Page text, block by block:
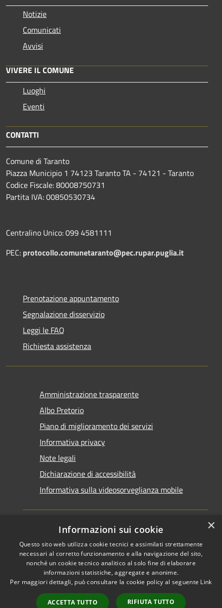
Notizie
Comunicati
Avvisi
VIVERE IL COMUNE
Luoghi
Eventi
CONTATTI
Comune di Taranto
Piazza Municipio 1 74123 Taranto TA - 74121 - Taranto
Codice Fiscale: 80008750731
Partita IVA: 00850530734
Centralino Unico: 099 4581111
PEC: protocollo.comunetaranto@pec.rupar.puglia.it
Prenotazione appuntamento
Segnalazione disservizio
Leggi le FAQ
Richiesta assistenza
Amministrazione trasparente
Albo Pretorio
Piano di miglioramento dei servizi
Informativa privacy
Note legali
Dichiarazione di accessibilità
Informativa sulla videosorveglianza mobile
RSS
Accessibilità
Cookie
Mappa del sito
Copyright © 2026 • Comune di
Taranto • Powered by
Municipium•Accesso
redazione
×
Informazioni sui cookie
Questo sito web utilizza cookie tecnici e assimilati strettamente
necessari al corretto funzionamento e alla navigazione del sito,
nonché un cookie tecnico analitico al solo fine di elaborare
informazioni statistiche, aggregate e anonime.
Per maggiori dettagli, può consultare la cookie policy al seguente Link
ACCETTA TUTTO RIFIUTA TUTTO